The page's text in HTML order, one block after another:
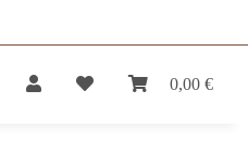
0,00 €